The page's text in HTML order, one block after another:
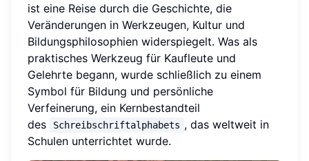
ist eine Reise durch die Geschichte, die
Veränderungen in Werkzeugen, Kultur und
Bildungsphilosophien widerspiegelt. Was als
praktisches Werkzeug für Kaufleute und
Gelehrte begann, wurde schließlich zu einem
Symbol für Bildung und persönliche
Verfeinerung, ein Kernbestandteil
des
Schreibschriftalphabets , das weltweit in
Schulen unterrichtet wurde.